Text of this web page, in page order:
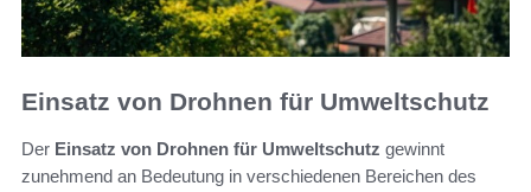
Einsatz von Drohnen für Umweltschutz
Der Einsatz von Drohnen für Umweltschutz gewinnt
zunehmend an Bedeutung in verschiedenen Bereichen des